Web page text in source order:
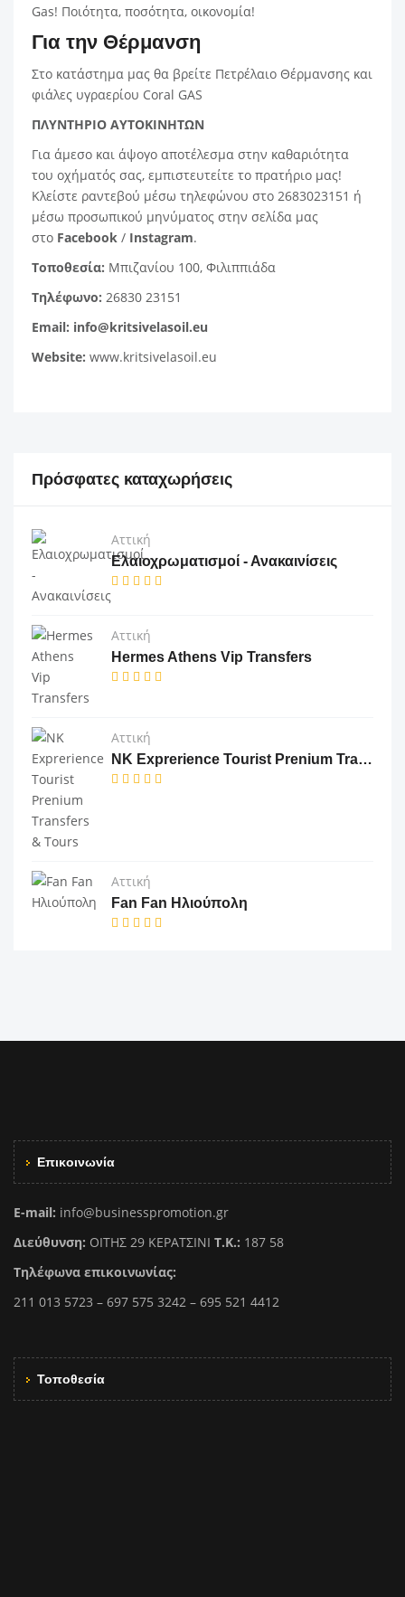
Gas! Ποιότητα, ποσότητα, οικονομία!
Για την Θέρμανση
Στο κατάστημα μας θα βρείτε Πετρέλαιο Θέρμανσης και
φιάλες υγραερίου Coral GAS
ΠΛΥΝΤΗΡΙΟ ΑΥΤΟΚΙΝΗΤΩΝ
Για άμεσο και άψογο αποτέλεσμα στην καθαριότητα
του οχήματός σας, εμπιστευτείτε το πρατήριο μας!
Κλείστε ραντεβού μέσω τηλεφώνου στο 2683023151 ή
μέσω προσωπικού μηνύματος στην σελίδα μας
στο Facebook / Instagram.
Τοποθεσία: Μπιζανίου 100, Φιλιππιάδα
Τηλέφωνο: 26830 23151
Email: info@kritsivelasoil.eu
Website: www.kritsivelasoil.eu
Πρόσφατες καταχωρήσεις
Αττική
Ελαιοχρωματισμοί - Ανακαινίσεις
Αττική
Hermes Athens Vip Transfers
Αττική
NK Exprerience Tourist Prenium Transfers & Tours
Αττική
Fan Fan Ηλιούπολη
Επικοινωνία
E-mail: info@businesspromotion.gr
Διεύθυνση: ΟΙΤΗΣ 29 ΚΕΡΑΤΣΙΝΙ Τ.Κ.: 187 58
Τηλέφωνα επικοινωνίας:
211 013 5723 – 697 575 3242 – 695 521 4412
Τοποθεσία